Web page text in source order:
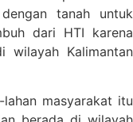
tanah untuk
dari HTI karena
wilayah Kalimantan
masyarakat itu